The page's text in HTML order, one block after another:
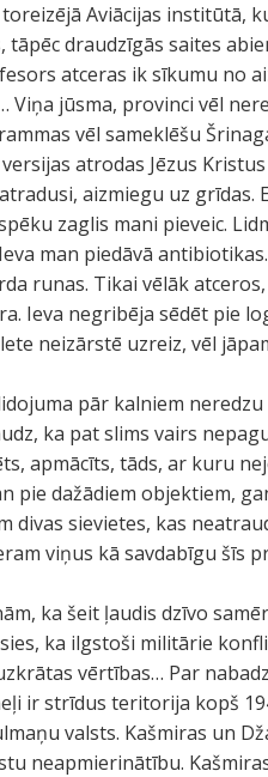
toreizējā Aviācijas
tāpēc draudzīgās saites
atceras ik sīkumu no
Viņa jūsma, provinci vēl
vēl sameklēšu
atrodas Jēzus
aizmiegu uz
zaglis mani pieveic.
man piedāvā
runas. Tikai vēlāk
Ieva negribēja sēdēt pie
neizārstē uzreiz, vēl
pār kalniem
ka pat slims vairs
apmācīts, tāds, ar kuru
pie dažādiem objektiem,
divas sievietes, kas
viņus kā savdabīgu šīs
ka šeit ļaudis dzīvo
ka ilgstoši militārie
vērtības… Par
ir strīdus teritorija kopš
valsts. Kašmiras un
neapmierinātību.